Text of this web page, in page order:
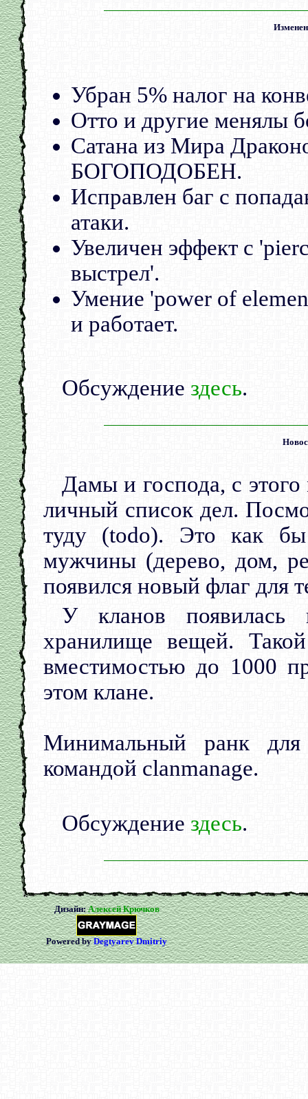
Убран 5% налог на
Отто и другие менялы
Сатана из Мира
БОГОПОДОБЕН.
Исправлен баг с
атаки.
Увеличен эффект с
выстрел'.
Умение 'power of
и работает.
Обсуждение здесь.
Дамы и господа, с
личный список дел.
туду (todo). Это как бы
мужчины (дерево, дом,
появился новый флаг для
У кланов появилась
хранилище вещей.
вместимостью до 1000
этом клане.
Минимальный ранк для
командой clanmanage.
Обсуждение здесь.
Дизайн:Алексей Крючков
Powered byDegtyarev Dmitriy